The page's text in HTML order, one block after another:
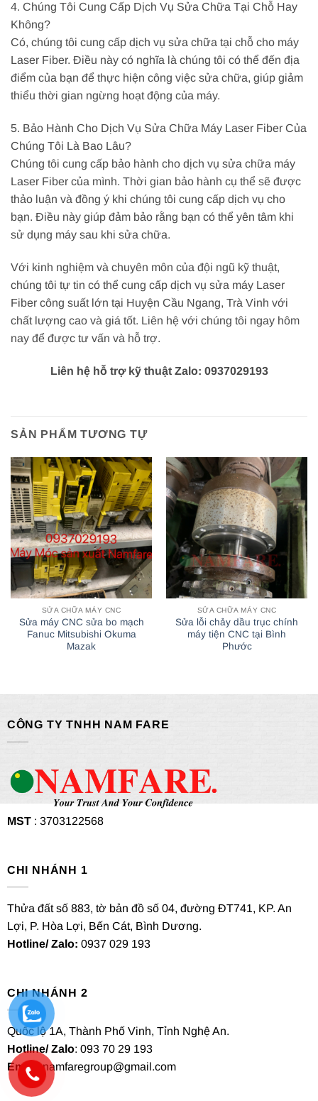
4. Chúng Tôi Cung Cấp Dịch Vụ Sửa Chữa Tại Chỗ Hay
Không?
Có, chúng tôi cung cấp dịch vụ sửa chữa tại chỗ cho máy
Laser Fiber. Điều này có nghĩa là chúng tôi có thể đến địa
điểm của bạn để thực hiện công việc sửa chữa, giúp giảm
thiểu thời gian ngừng hoạt động của máy.
5. Bảo Hành Cho Dịch Vụ Sửa Chữa Máy Laser Fiber Của
Chúng Tôi Là Bao Lâu?
Chúng tôi cung cấp bảo hành cho dịch vụ sửa chữa máy
Laser Fiber của mình. Thời gian bảo hành cụ thể sẽ được
thảo luận và đồng ý khi chúng tôi cung cấp dịch vụ cho
bạn. Điều này giúp đảm bảo rằng bạn có thể yên tâm khi
sử dụng máy sau khi sửa chữa.
Với kinh nghiệm và chuyên môn của đội ngũ kỹ thuật,
chúng tôi tự tin có thể cung cấp dịch vụ sửa máy Laser
Fiber công suất lớn tại Huyện Cầu Ngang, Trà Vinh với
chất lượng cao và giá tốt. Liên hệ với chúng tôi ngay hôm
nay để được tư vấn và hỗ trợ.
Liên hệ hỗ trợ kỹ thuật Zalo: 0937029193
SẢN PHẨM TƯƠNG TỰ
SỬA CHỮA MÁY CNC
Sửa máy CNC sửa bo mạch
Fanuc Mitsubishi Okuma
Mazak
SỬA CHỮA MÁY CNC
Sửa lỗi chảy dầu trục chính
máy tiện CNC tại Bình
Phước
CÔNG TY TNHH NAM FARE
MST: 3703122568
CHI NHÁNH 1
Thửa đất số 883, tờ bản đồ số 04, đường ĐT741, KP. An
Lợi, P. Hòa Lợi, Bến Cát, Bình Dương.
Hotline/ Zalo: 0937 029 193
CHI NHÁNH 2
Quốc lộ 1A, Thành Phố Vinh, Tỉnh Nghệ An.
Hotline/ Zalo: 093 70 29 193
Email
: namfaregroup@gmail.com